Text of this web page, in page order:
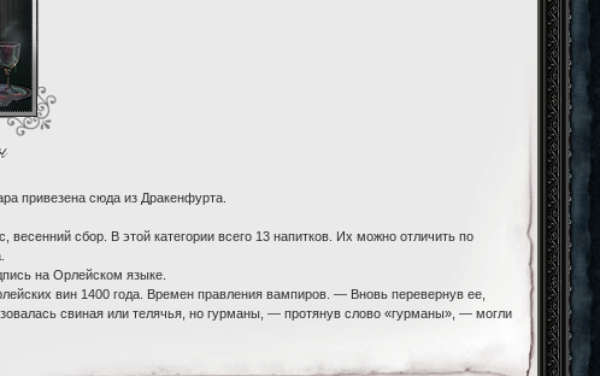
привезена сюда из Дракенфурта.
сбор. В этой категории всего 13 напитков. Их можно отличить по
на Орлейском языке.
вин 1400 года. Времен правления вампиров. — Вновь перевернув ее,
свиная или телячья, но гурманы, — протянув слово «гурманы», — могли